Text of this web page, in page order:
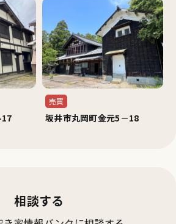
売買
坂井市丸岡町金元5－18
相談する